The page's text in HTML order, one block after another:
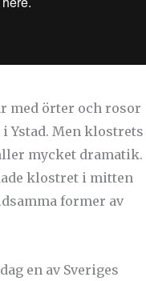
med örter och rosor
Ystad. Men klostrets
mycket dramatik.
klostret i mitten
former av
en av Sveriges